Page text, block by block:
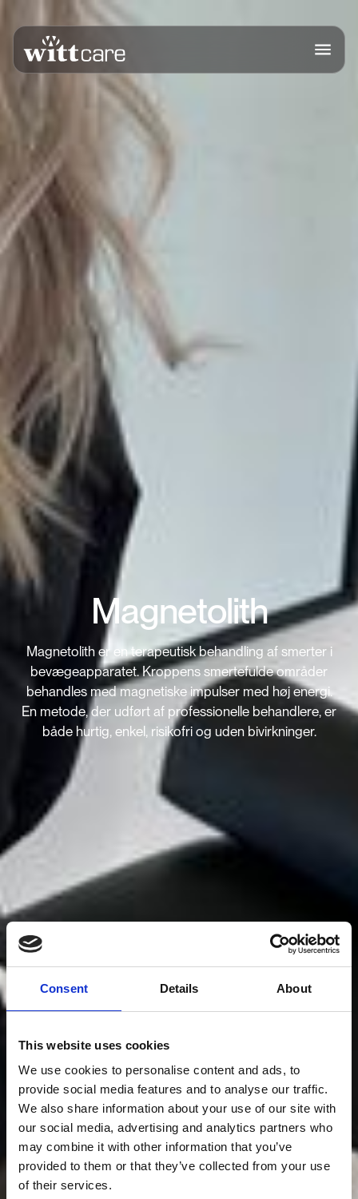
Consent Details About
This website uses cookies
We use cookies to personalise content and ads, to
provide social media features and to analyse our traffic.
We also share information about your use of our site with
our social media, advertising and analytics partners who
may combine it with other information that you’ve
provided to them or that they’ve collected from your use
of their services.
Magnetolith
Magnetolith er en terapeutisk behandling af smerter i
bevægeapparatet. Kroppens smertefulde områder
behandles med magnetiske impulser med høj energi.
En metode, der udført af professionelle behandlere, er
både hurtig, enkel, risikofri og uden bivirkninger.